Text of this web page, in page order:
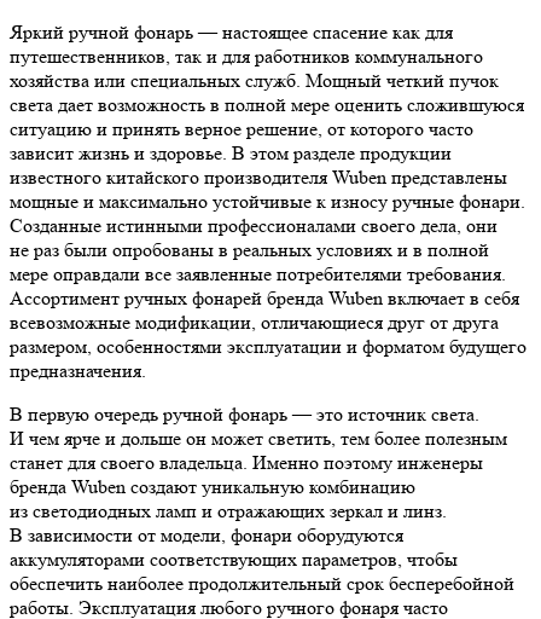
Яркий ручной фонарь — настоящее спасение как для
путешественников, так и для работников коммунального
хозяйства или специальных служб. Мощный четкий пучок
света дает возможность в полной мере оценить сложившуюся
ситуацию и принять верное решение, от которого часто
зависит жизнь и здоровье. В этом разделе продукции
известного китайского производителя Wuben представлены
мощные и максимально устойчивые к износу ручные фонари.
Созданные истинными профессионалами своего дела, они
не раз были опробованы в реальных условиях и в полной
мере оправдали все заявленные потребителями требования.
Ассортимент ручных фонарей бренда Wuben включает в себя
всевозможные модификации, отличающиеся друг от друга
размером, особенностями эксплуатации и форматом будущего
предназначения.
В первую очередь ручной фонарь — это источник света.
И чем ярче и дольше он может светить, тем более полезным
станет для своего владельца. Именно поэтому инженеры
бренда Wuben создают уникальную комбинацию
из светодиодных ламп и отражающих зеркал и линз.
В зависимости от модели, фонари оборудуются
аккумуляторами соответствующих параметров, чтобы
обеспечить наиболее продолжительный срок бесперебойной
работы. Эксплуатация любого ручного фонаря часто